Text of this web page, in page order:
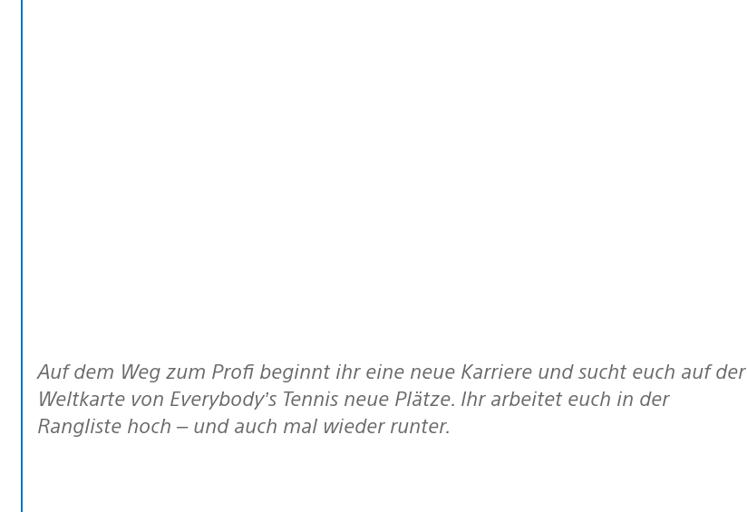
Auf dem Weg zum Profi beginnt ihr eine neue Karriere und sucht euch auf der
Weltkarte von Everybody’s Tennis neue Plätze. Ihr arbeitet euch in der
Rangliste hoch – und auch mal wieder runter.